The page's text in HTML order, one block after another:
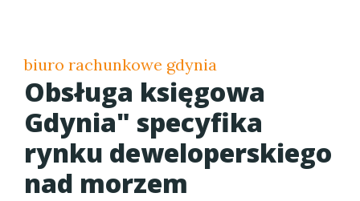
biuro rachunkowe gdynia
Obsługa księgowa
Gdynia" specyfika
rynku deweloperskiego
nad morzem